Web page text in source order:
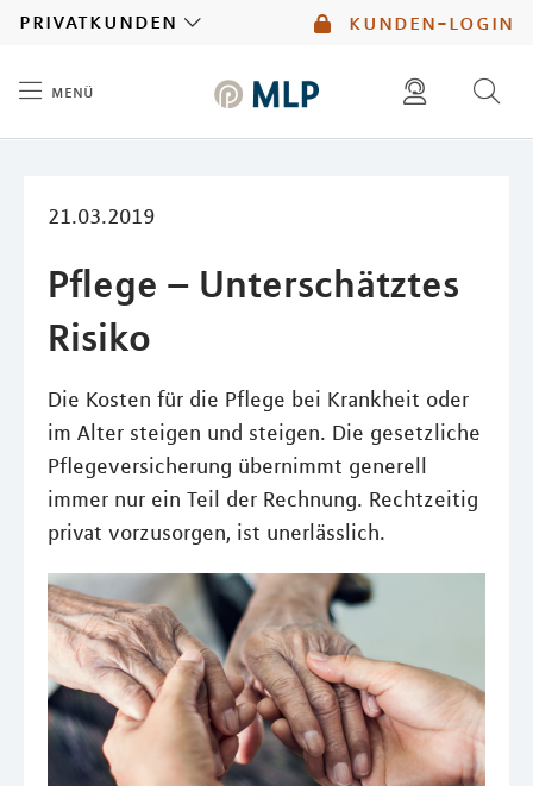
kunden-login
privatkunden
menü
21.03.2019
Pflege – Unterschätztes
Risiko
Die Kosten für die Pflege bei Krankheit oder
im Alter steigen und steigen. Die gesetzliche
Pflegeversicherung übernimmt generell
immer nur ein Teil der Rechnung. Rechtzeitig
privat vorzusorgen, ist unerlässlich.